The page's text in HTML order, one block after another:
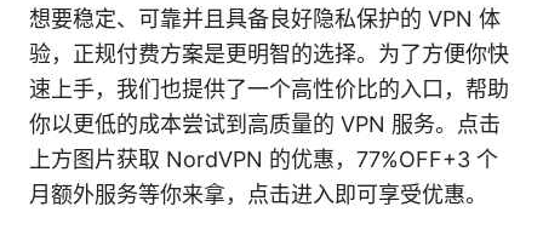
想要稳定、可靠并且具备良好隐私保护的 VPN 体
验，正规付费方案是更明智的选择。为了方便你快
速上手，我们也提供了一个高性价比的入口，帮助
你以更低的成本尝试到高质量的 VPN 服务。点击
上方图片获取 NordVPN 的优惠，77%OFF+3 个
月额外服务等你来拿，点击进入即可享受优惠。